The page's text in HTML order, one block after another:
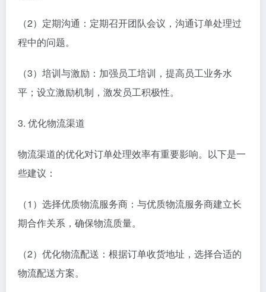
（2）定期沟通：定期召开团队会议，沟通订单处理过
程中的问题。
（3）培训与激励：加强员工培训，提高员工业务水
平；设立激励机制，激发员工积极性。
3. 优化物流渠道
物流渠道的优化对订单处理效率有重要影响。以下是一
些建议：
（1）选择优质物流服务商：与优质物流服务商建立长
期合作关系，确保物流质量。
（2）优化物流配送：根据订单收货地址，选择合适的
物流配送方案。